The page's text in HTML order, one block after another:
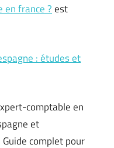
en france ?est
: études et
comptable en
et
complet pour